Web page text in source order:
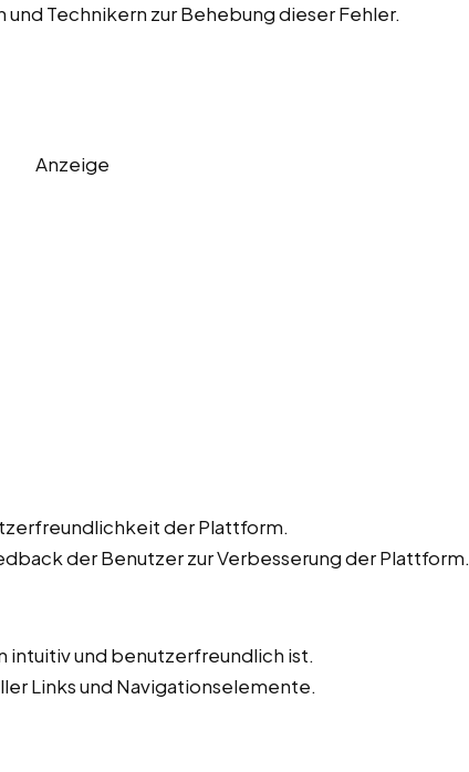
Technikern zur Behebung dieser Fehler.
Anzeige
der Plattform.
der Benutzer zur Verbesserung der Plattform.
intuitiv und benutzerfreundlich ist.
Links und Navigationselemente.